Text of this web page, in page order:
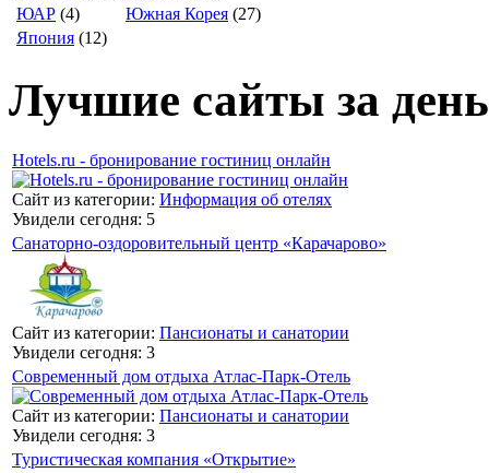
ЮАР (4) Южная Корея (27)
Япония (12)
Лучшие сайты за день
Hotels.ru - бронирование гостиниц онлайн
Сайт из категории: Информация об отелях
Увидели сегодня: 5
Санаторно-оздоровительный центр «Карачарово»
Сайт из категории: Пансионаты и санатории
Увидели сегодня: 3
Современный дом отдыха Атлас-Парк-Отель
Сайт из категории: Пансионаты и санатории
Увидели сегодня: 3
Туристическая компания «Открытие»